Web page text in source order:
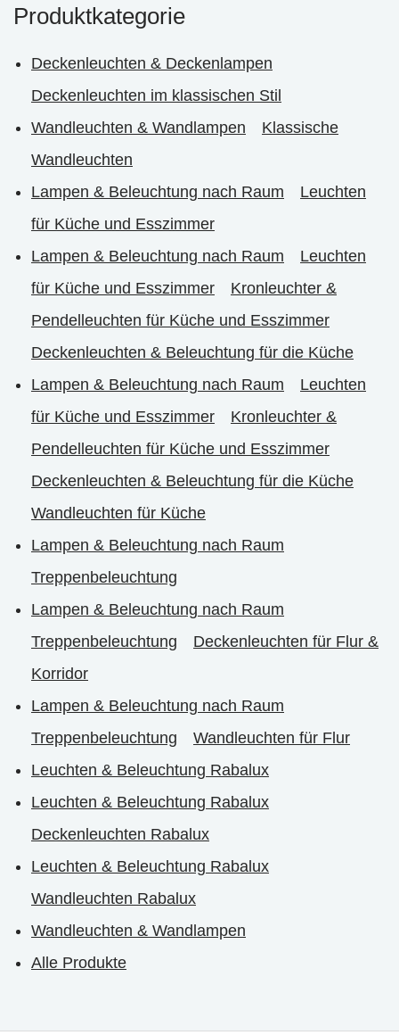
Produktkategorie
Deckenleuchten & Deckenlampen
Deckenleuchten im klassischen Stil
Wandleuchten & Wandlampen
Klassische
Wandleuchten
Lampen & Beleuchtung nach Raum
Leuchten
für Küche und Esszimmer
Lampen & Beleuchtung nach Raum
Leuchten
für Küche und Esszimmer
Kronleuchter &
Pendelleuchten für Küche und Esszimmer
Deckenleuchten & Beleuchtung für die Küche
Lampen & Beleuchtung nach Raum
Leuchten
für Küche und Esszimmer
Kronleuchter &
Pendelleuchten für Küche und Esszimmer
Deckenleuchten & Beleuchtung für die Küche
Wandleuchten für Küche
Lampen & Beleuchtung nach Raum
Treppenbeleuchtung
Lampen & Beleuchtung nach Raum
Treppenbeleuchtung
Deckenleuchten für Flur &
Korridor
Lampen & Beleuchtung nach Raum
Treppenbeleuchtung
Wandleuchten für Flur
Leuchten & Beleuchtung Rabalux
Leuchten & Beleuchtung Rabalux
Deckenleuchten Rabalux
Leuchten & Beleuchtung Rabalux
Wandleuchten Rabalux
Wandleuchten & Wandlampen
Alle Produkte